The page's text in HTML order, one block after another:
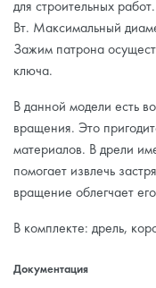
для строительных
Вт. Максимальный
Зажим патрона
ключа.
В данной модели есть
вращения. Это
материалов. В дрели
помогает извлечь
вращение облегчает
В комплекте: дрель,
Документация